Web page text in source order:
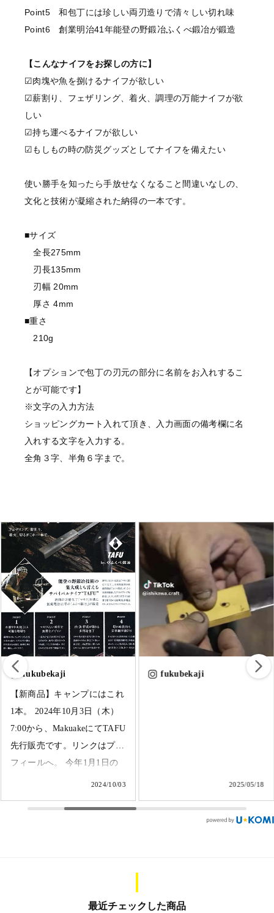
Point5 和包丁には珍しい両刃造りで清々しい切れ味
Point6 創業明治41年能登の野鍛冶ふくべ鍛冶が鍛造
【こんなナイフをお探しの方に】
☑肉塊や魚を捌けるナイフが欲しい
☑薪割り、フェザリング、着火、調理の万能ナイフが欲
しい
☑持ち運べるナイフが欲しい
☑もしもの時の防災グッズとしてナイフを備えたい
使い勝手を知ったら手放せなくなること間違いなしの、
文化と技術が凝縮された納得の一本です。
■サイズ
全長275mm
刃長135mm
刃幅 20mm
厚さ 4mm
■重さ
210g
【オプションで包丁の刃元の部分に名前をお入れするこ
とが可能です】
※文字の入力方法
ショッピングカート入れて頂き、入力画面の備考欄に名
入れする文字を入力する。
全角３字、半角６字まで。
fukubekaji
【新商品】キャンプにはこれ
1本。 2024年10月3日（木）
7:00から、MakuakeにてTAFU
先行販売です。リンクはプロ
フィールへ。 今年1月1日の
震災、9月の大豪雨に見舞わ
JAPANのアウトドアナイフ
2024/10/03
fukubekaji
2025/05/18
最近チェックした商品